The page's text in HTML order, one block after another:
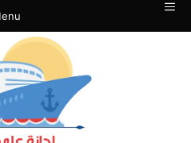
انتقل
إلى